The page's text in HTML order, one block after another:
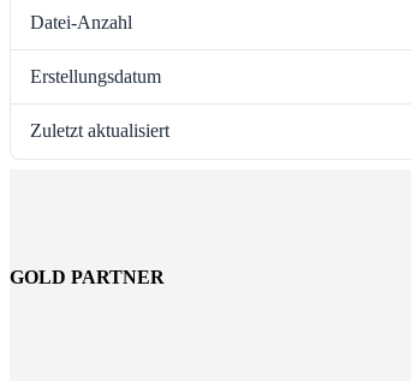
Datei-Anzahl
Erstellungsdatum
Zuletzt aktualisiert
GOLD PARTNER